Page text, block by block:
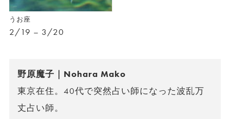
うお座
2/19 – 3/20
野原魔子｜Nohara Mako
東京在住。40代で突然占い師になった波乱万
丈占い師。